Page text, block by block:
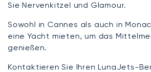
Sie Nervenkitzel und Glamour.
Sowohl in Cannes als auch in
eine Yacht mieten, um das
genießen.
Kontaktieren Sie Ihren LunaJets-